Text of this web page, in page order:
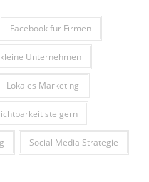
Facebook für Firmen
kleine Unternehmen
Lokales Marketing
steigern
Social Media Strategie